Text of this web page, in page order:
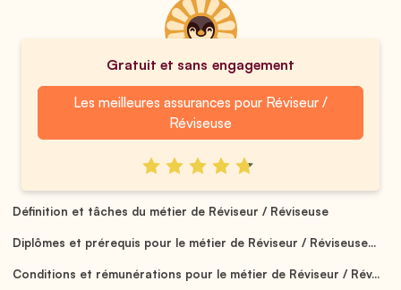
Gratuit et sans engagement
Les meilleures assurances pour Réviseur /
Réviseuse
Définition et tâches du métier de Réviseur / Réviseuse
Diplômes et prérequis pour le métier de Réviseur / Réviseuse...
Conditions et rémunérations pour le métier de Réviseur / Rév...